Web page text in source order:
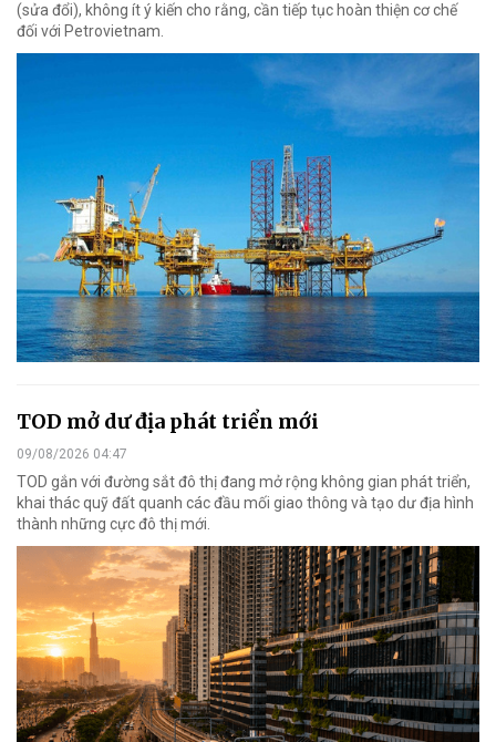
(sửa đổi), không ít ý kiến cho rằng, cần tiếp tục hoàn thiện cơ chế
đối với Petrovietnam.
TOD mở dư địa phát triển mới
09/08/2026 04:47
TOD gắn với đường sắt đô thị đang mở rộng không gian phát triển,
khai thác quỹ đất quanh các đầu mối giao thông và tạo dư địa hình
thành những cực đô thị mới.